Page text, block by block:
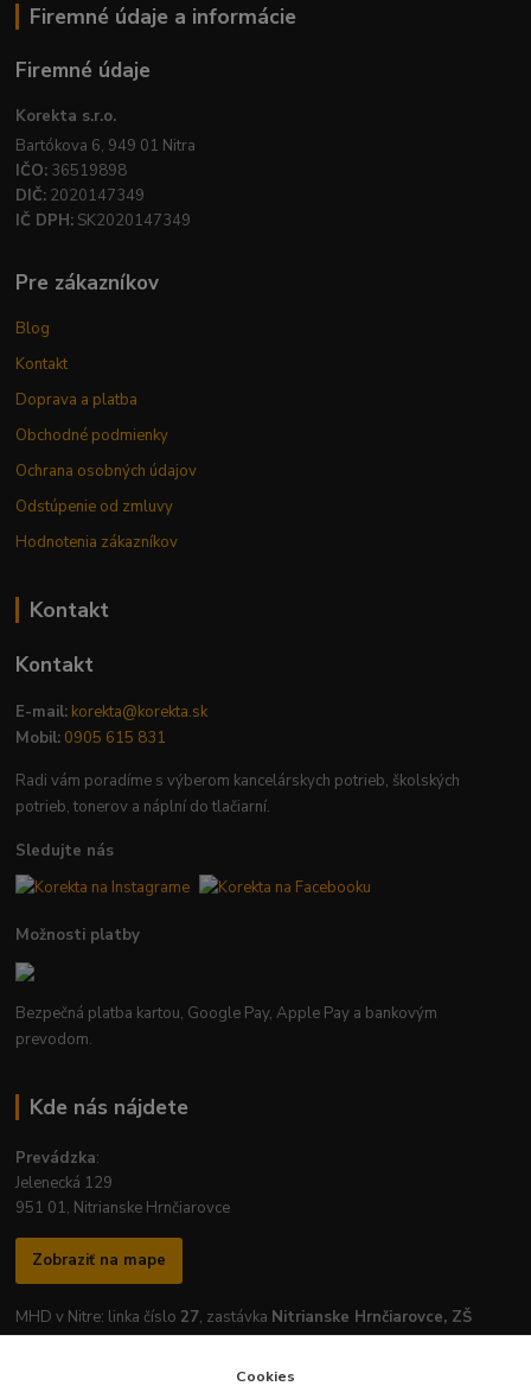
Firemné údaje a informácie
Firemné údaje
Korekta s.r.o.
Bartókova 6, 949 01 Nitra
IČO: 36519898
DIČ: 2020147349
IČ DPH: SK2020147349
Pre zákazníkov
Blog
Kontakt
Doprava a platba
Obchodné podmienky
Ochrana osobných údajov
Odstúpenie od zmluvy
Hodnotenia zákazníkov
Kontakt
Kontakt
E-mail: korekta@korekta.sk
Mobil: 0905 615 831
Radi vám poradíme s výberom kancelárskych potrieb, školských
potrieb, tonerov a náplní do tlačiarní.
Sledujte nás
Možnosti platby
Bezpečná platba kartou, Google Pay, Apple Pay a bankovým
prevodom.
Kde nás nájdete
Prevádzka:
Jelenecká 129
951 01, Nitrianske Hrnčiarovce
Zobraziť na mape
MHD v Nitre: linka číslo 27, zastávka Nitrianske Hrnčiarovce, ZŠ
Cookies